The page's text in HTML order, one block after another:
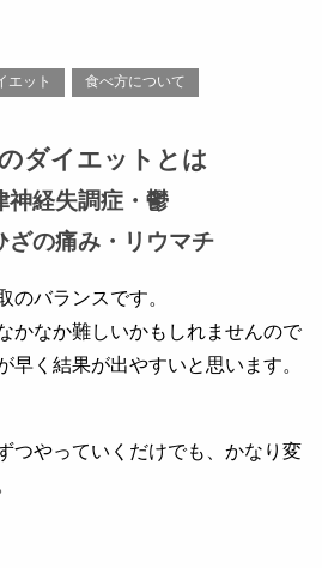
エット 食べ方について
ダイエットとは
神経失調症・鬱
ざの痛み・リウマチ
のバランスです。
かなか難しいかもしれませんので
早く結果が出やすいと思います。
つやっていくだけでも、かなり変